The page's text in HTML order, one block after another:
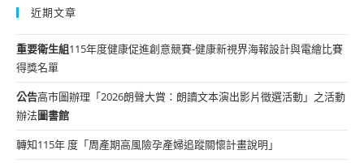
近期文章
重要衛生組115年度健康促進創意競賽-健康新視界海報設計與電繪比賽
得獎名單
公告高市圖辦理「2026朗聲大賞：朗讀文本演出影片徵選活動」之活動
辦法圖書館
轉知115年 度「周產期高風險孕產婦追蹤關懷計畫說明」